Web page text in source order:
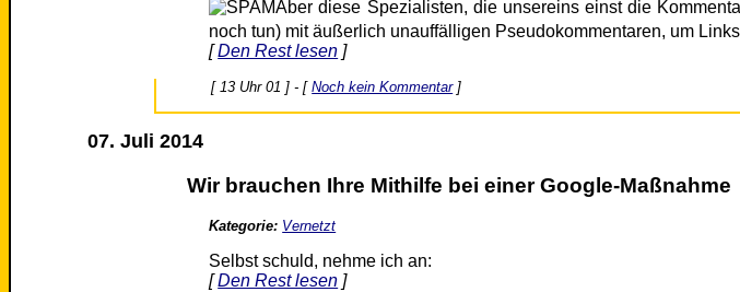
Aber diese Spezialisten, die unsereins einst die
noch tun) mit äußerlich unauffälligen Pseudokommentaren, um
[Den Rest lesen ]
[ 13 Uhr 01 ] - [Noch kein Kommentar]
07. Juli 2014
Wir brauchen Ihre Mithilfe bei einer Google-Maßnahme
Kategorie: Vernetzt
Selbst schuld, nehme ich an:
[Den Rest lesen ]